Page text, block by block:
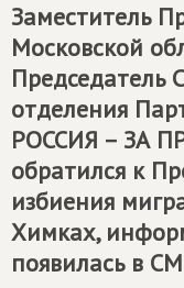
Заместитель
Московской
Председатель
отделения
РОССИЯ – ЗА
обратился к
избиения
Химках,
появилась в